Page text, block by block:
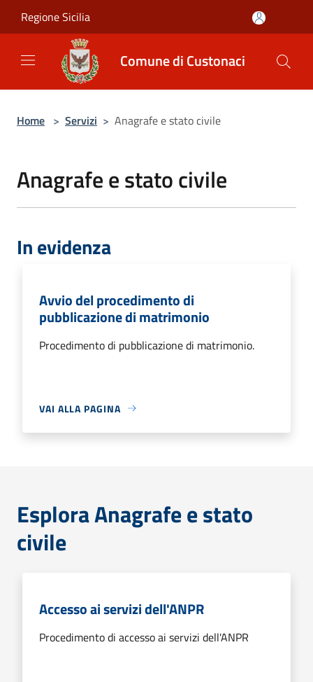
Regione Sicilia
Comune di Custonaci
Home > Servizi > Anagrafe e stato civile
Anagrafe e stato civile
In evidenza
Avvio del procedimento di
pubblicazione di matrimonio
Procedimento di pubblicazione di matrimonio.
VAI ALLA PAGINA
Esplora Anagrafe e stato
civile
Accesso ai servizi dell'ANPR
Procedimento di accesso ai servizi dell'ANPR